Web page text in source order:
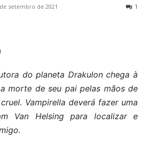
setembro de 2021 1
do planeta Drakulon chega à
morte de seu pai pelas mãos de
Vampirella deverá fazer uma
Van Helsing para localizar e